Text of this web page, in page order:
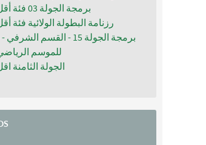
برمجة الجولة 03 فئة أقل من 11 سنة
رزنامة البطولة الولائية فئة أقل من
برمجة الجولة 15 - القسم
للموسم الرياضي 2025/
الجولة الثامنة اقل